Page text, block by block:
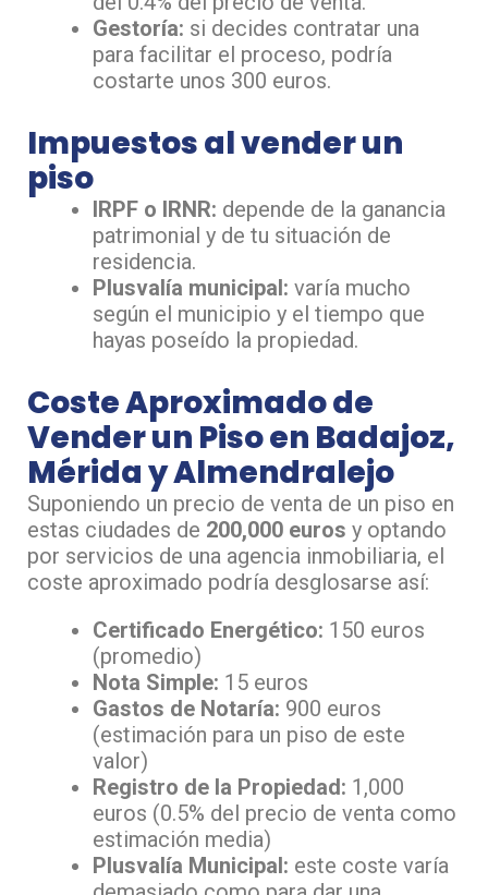
Gestoría: si decides contratar una
para facilitar el proceso, podría
costarte unos 300 euros.
Impuestos al vender un
piso
IRPF o IRNR: depende de la ganancia
patrimonial y de tu situación de
residencia.
Plusvalía municipal: varía mucho
según el municipio y el tiempo que
hayas poseído la propiedad.
Coste Aproximado de
Vender un Piso en Badajoz,
Mérida y Almendralejo
Suponiendo un precio de venta de un piso en
estas ciudades de 200,000 euros y optando
por servicios de una agencia inmobiliaria, el
coste aproximado podría desglosarse así:
Certificado Energético: 150 euros
(promedio)
Nota Simple: 15 euros
Gastos de Notaría: 900 euros
(estimación para un piso de este
valor)
Registro de la Propiedad: 1,000
euros (0.5% del precio de venta como
estimación media)
Plusvalía Municipal: este coste varía